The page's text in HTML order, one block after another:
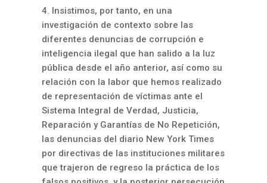
4. Insistimos, por tanto, en una
investigación de contexto sobre las
diferentes denuncias de corrupción e
inteligencia ilegal que han salido a la luz
pública desde el año anterior, así como su
relación con la labor que hemos realizado
de representación de víctimas ante el
Sistema Integral de Verdad, Justicia,
Reparación y Garantías de No Repetición,
las denuncias del diario New York Times
por directivas de las instituciones militares
que trajeron de regreso la práctica de los